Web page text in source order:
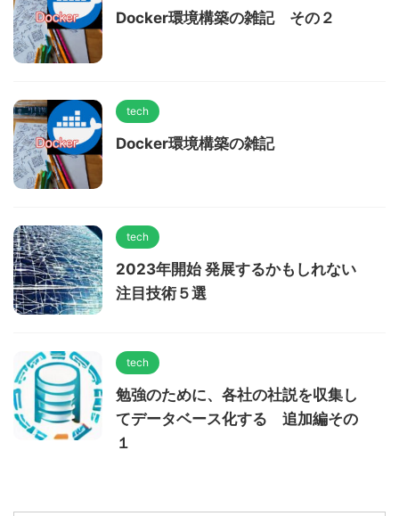
Docker環境構築の雑記 その２
tech
Docker環境構築の雑記
tech
2023年開始 発展するかもしれない
注目技術５選
tech
勉強のために、各社の社説を収集し
てデータベース化する 追加編その
１